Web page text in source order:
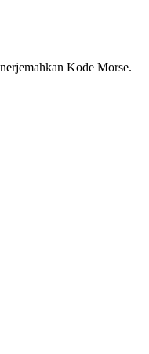
Kode Morse.